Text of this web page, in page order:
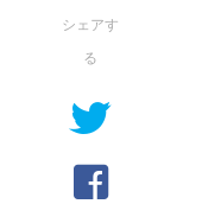
シェアす
る